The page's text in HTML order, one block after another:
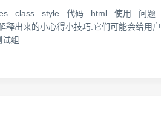
class style 代码 html 使用 问题
出来的小心得小技巧.它们可能会给
组